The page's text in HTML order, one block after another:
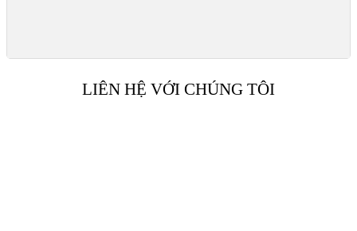
LIÊN HỆ VỚI CHÚNG TÔI